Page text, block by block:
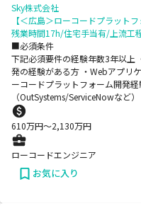
Sky株式会社
【＜広島＞ローコードプラット
残業時間17h/住宅手当有/上流工
■必須条件
下記必須要件の経験年数3年以上
発の経験がある方 ・Webアプリ
ーコードプラットフォーム開発
（OutSystems/ServiceNowなど）
610万円〜2,130万円
ローコードエンジニア
お気に入り